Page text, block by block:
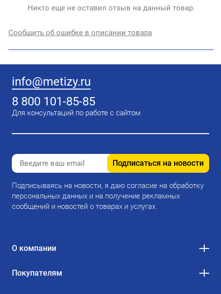
Никто еще не оставил отзыв на данный товар.
Сообщить об ошибке в описании товара
info@metizy.ru
8 800 101-85-85
Для консультаций по работе с сайтом
Подписаться на новости
Подписываясь на новости, я даю согласие на обработку
персональных данных и на получение рекламных
сообщений и новостей о товарах и услугах.
О компании
Покупателям